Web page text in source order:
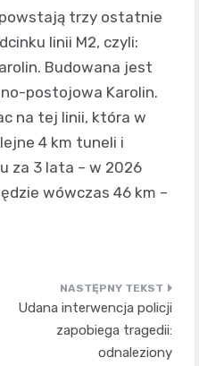
trzy ostatnie
linii M2, czyli:
Budowana jest
postojowa Karolin.
na tej linii, która w
4 km tuneli i
za 3 lata – w 2026
wówczas 46 km –
Udana interwencja policji
zapobiega tragedii:
odnaleziony